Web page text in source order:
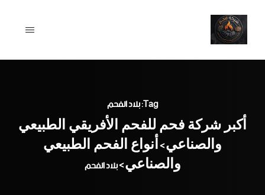
content
Tag: بلاد الفحم
أكبر شركة فحم للفحم الأفريقي الطبيعي
والصناعي>أنواع الفحم الطبيعي
والصناعي>بلاد الفحم